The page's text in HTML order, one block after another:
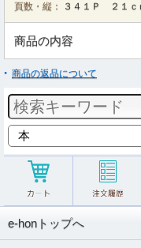
頁数・縦：
３４１Ｐ ２１ｃ
商品の内容
商品の返品について
e-honトップへ